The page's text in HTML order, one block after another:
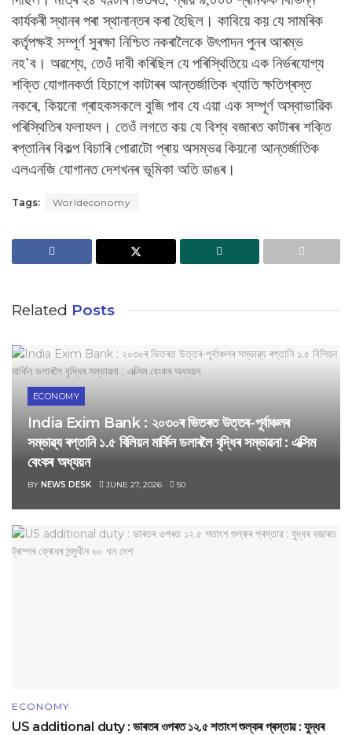
কাৰ্যকৰী স্থানৰ পৰা স্থানান্তৰ কৰা হৈছিল। কাবিয়ে কয় যে সামৰিক
কৰ্তৃপক্ষই সম্পূৰ্ণ সুৰক্ষা নিশ্চিত নকৰালৈকে উৎপাদন পুনৰ আৰম্ভ
নহ’ব। অৱশ্যে, তেওঁ দাবী কৰিছিল যে পৰিস্থিতিয়ে এক নিৰ্ভৰযোগ্য
শক্তি যোগানকৰ্তা হিচাপে কাটাৰৰ আন্তৰ্জাতিক খ্যাতি ক্ষতিগ্ৰস্ত
নকৰে, কিয়নো গ্ৰাহকসকলে বুজি পাব যে এয়া এক সম্পূৰ্ণ অস্বাভাৱিক
পৰিস্থিতিৰ ফলাফল। তেওঁ লগতে কয় যে বিশ্ব বজাৰত কাটাৰৰ শক্তি
ৰপ্তানিৰ বিকল্প বিচাৰি পোৱাটো প্ৰায় অসম্ভৱ কিয়নো আন্তৰ্জাতিক
এলএনজি যোগানত দেশখনৰ ভূমিকা অতি ডাঙৰ।
Tags: Worldeconomy
Related Posts
ECONOMY
‎India Exim Bank : ২০৩০ৰ ভিতৰত উত্তৰ-পূৰ্বাঞ্চলৰ
সম্ভাৱ্য ৰপ্তানি ১.৫ বিলিয়ন মাৰ্কিন ডলাৰলৈ বৃদ্ধিৰ সম্ভাৱনা : এক্সিম
বেংকৰ অধ্যয়ন
BY NEWS DESK JUNE 27, 2026 50
ECONOMY
US additional duty : ভাৰতৰ ওপৰত ১২.৫ শতাংশ শুল্কৰ প্ৰস্তাৱ : যুদ্ধৰ